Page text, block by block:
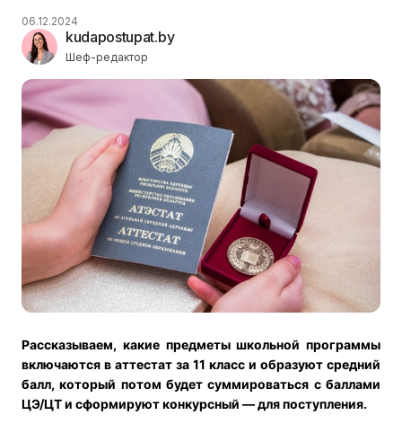
kudapostupat.by
Шеф-редактор
06.12.2024
Рассказываем, какие предметы школьной программы
включаются в аттестат за 11 класс и образуют средний
балл, который потом будет суммироваться с баллами
ЦЭ/ЦТ и сформируют конкурсный — для поступления.